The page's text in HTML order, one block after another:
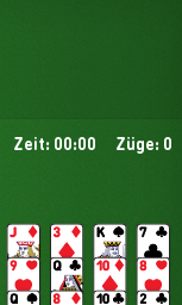
Zeit: 00:00 Züge: 0